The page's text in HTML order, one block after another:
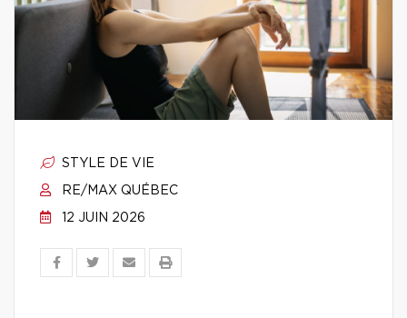
STYLE DE VIE
RE/MAX QUÉBEC
12 JUIN 2026